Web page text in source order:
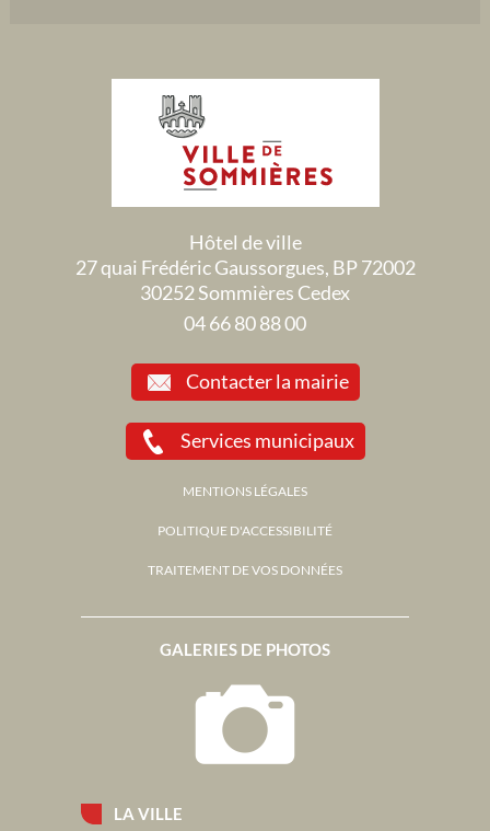
LA VILLE
GALERIES DE PHOTOS
Hôtel de ville
27 quai Frédéric Gaussorgues, BP 72002
30252 Sommières Cedex
04 66 80 88 00
Contacter la mairie
Services municipaux
MENTIONS LÉGALES
POLITIQUE D'ACCESSIBILITÉ
TRAITEMENT DE VOS DONNÉES